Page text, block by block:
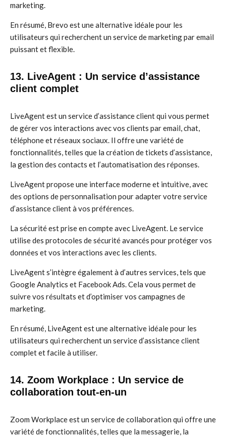
marketing.
En résumé, Brevo est une alternative idéale pour les
utilisateurs qui recherchent un service de marketing par email
puissant et flexible.
13. LiveAgent : Un service d’assistance
client complet
LiveAgent est un service d’assistance client qui vous permet
de gérer vos interactions avec vos clients par email, chat,
téléphone et réseaux sociaux. Il offre une variété de
fonctionnalités, telles que la création de tickets d’assistance,
la gestion des contacts et l’automatisation des réponses.
LiveAgent propose une interface moderne et intuitive, avec
des options de personnalisation pour adapter votre service
d’assistance client à vos préférences.
La sécurité est prise en compte avec LiveAgent. Le service
utilise des protocoles de sécurité avancés pour protéger vos
données et vos interactions avec les clients.
LiveAgent s’intègre également à d’autres services, tels que
Google Analytics et Facebook Ads. Cela vous permet de
suivre vos résultats et d’optimiser vos campagnes de
marketing.
En résumé, LiveAgent est une alternative idéale pour les
utilisateurs qui recherchent un service d’assistance client
complet et facile à utiliser.
14. Zoom Workplace : Un service de
collaboration tout-en-un
Zoom Workplace est un service de collaboration qui offre une
variété de fonctionnalités, telles que la messagerie, la